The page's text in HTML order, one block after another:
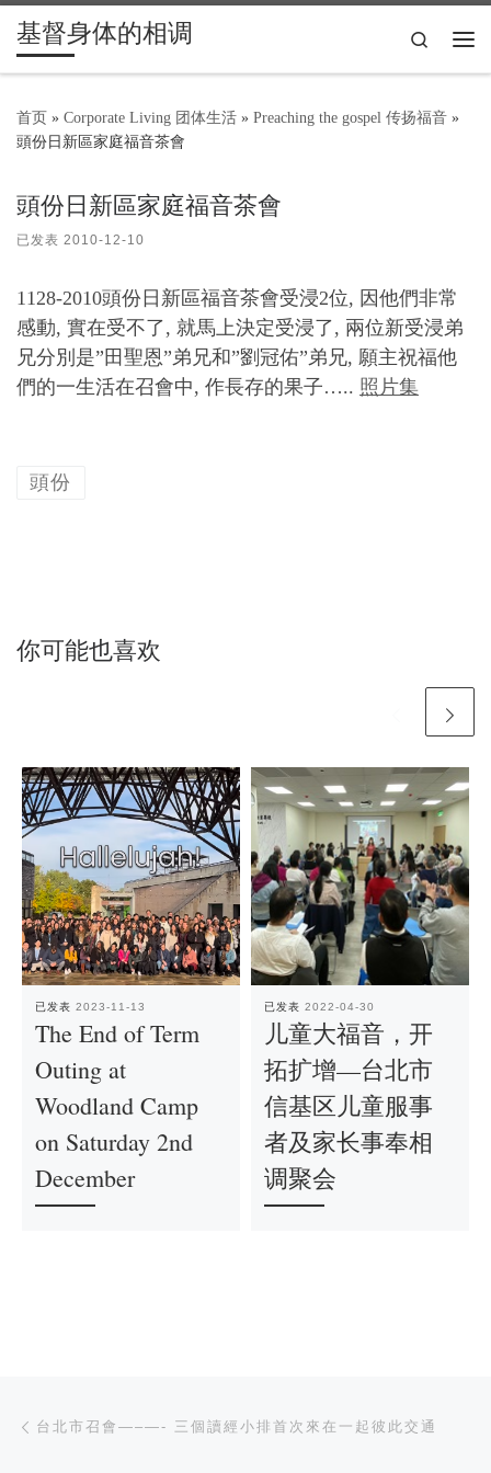
Skip to content
基督身体的相调
Search
首页 » Corporate Living 团体生活 » Preaching the gospel 传扬福音 »
頭份日新區家庭福音茶會
頭份日新區家庭福音茶會
已发表 2010-12-10
1128-2010頭份日新區福音茶會受浸2位, 因他們非常
感動, 實在受不了, 就馬上決定受浸了, 兩位新受浸弟
兄分別是”田聖恩”弟兄和”劉冠佑”弟兄, 願主祝福他
們的一生活在召會中, 作長存的果子….. 照片集
頭份
你可能也喜欢
已发表 2023-11-13
The End of Term
Outing at
Woodland Camp
on Saturday 2nd
December
已发表 2022-04-30
儿童大福音，开
拓扩增—台北市
信基区儿童服事
者及家长事奉相
调聚会
文章导航
台北市召會—–—- 三個讀經小排首次來在一起彼此交通